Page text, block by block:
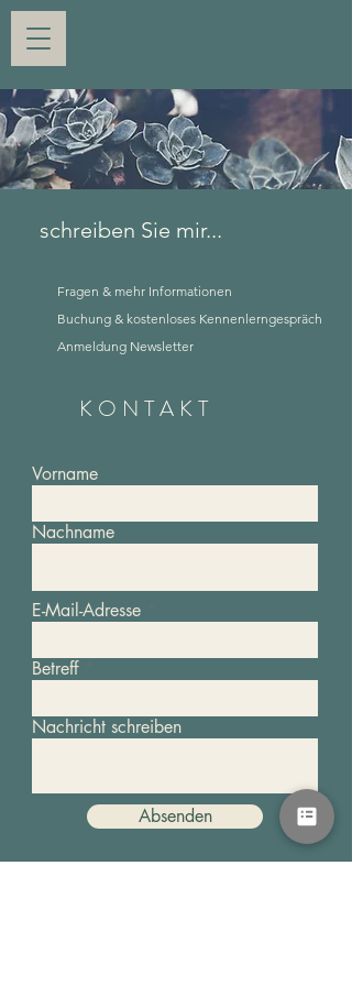
schreiben Sie mir...
Fragen & mehr Informationen
Buchung & kostenloses Kennenlerngespräch
Anmeldung Newsletter
KONTAKT
Vorname
Nachname
E-Mail-Adresse
Betreff
Nachricht schreiben
Absenden